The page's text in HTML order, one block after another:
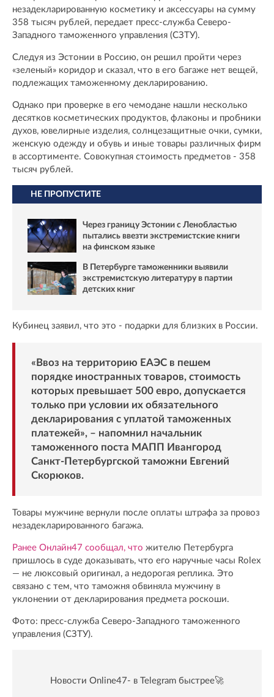
незадекларированную косметику и аксессуары на сумму
358 тысяч рублей, передает пресс-служба Северо-
Западного таможенного управления (СЗТУ).
Следуя из Эстонии в Россию, он решил пройти через
«зеленый» коридор и сказал, что в его багаже нет вещей,
подлежащих таможенному декларированию.
Однако при проверке в его чемодане нашли несколько
десятков косметических продуктов, флаконы и пробники
духов, ювелирные изделия, солнцезащитные очки, сумки,
женскую одежду и обувь и иные товары различных фирм
в ассортименте. Совокупная стоимость предметов - 358
тысяч рублей.
НЕ ПРОПУСТИТЕ
Через границу Эстонии с Ленобластью
пытались ввезти экстремистские книги
на финском языке
В Петербурге таможенники выявили
экстремистскую литературу в партии
детских книг
Кубинец заявил, что это - подарки для близких в России.
«Ввоз на территорию ЕАЭС в пешем
порядке иностранных товаров, стоимость
которых превышает 500 евро, допускается
только при условии их обязательного
декларирования с уплатой таможенных
платежей», – напомнил начальник
таможенного поста МАПП Ивангород
Санкт-Петербургской таможни Евгений
Скорюков.
Товары мужчине вернули после оплаты штрафа за провоз
незадекларированного багажа.
Ранее Онлайн47 сообщал, что жителю Петербурга
пришлось в суде доказывать, что его наручные часы Rolex
— не люксовый оригинал, а недорогая реплика. Это
связано с тем, что таможня обвиняла мужчину в
уклонении от декларирования предмета роскоши.
Фото: пресс-служба Северо-Западного таможенного
управления (СЗТУ).
Новости Online47- в Telegram быстрее🚀